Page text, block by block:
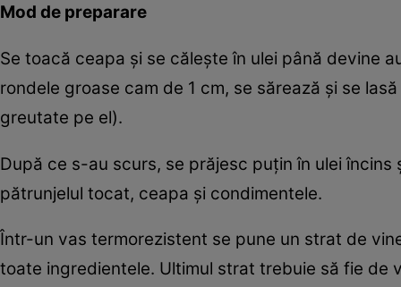
Mod de preparare
Se toacă ceapa şi se căleşte în ulei până devine
rondele groase cam de 1 cm, se sărează şi se
greutate pe el).
După ce s-au scurs, se prăjesc puţin în ulei
pătrunjelul tocat, ceapa şi condimentele.
Într-un vas termorezistent se pune un strat de
toate ingredientele. Ultimul strat trebuie să fie de